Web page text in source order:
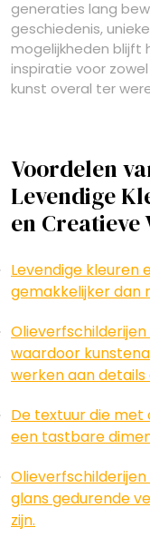
generaties lang
geschiedenis,
mogelijkheden blijft
inspiratie voor
kunst overal ter
Voordelen
Levendige
en Creatieve
Levendige kleuren
gemakkelijker dan
waardoor
werken aan details
De textuur die
een tastbare
glans gedurende
zijn.